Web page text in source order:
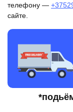
телефону —
сайте.